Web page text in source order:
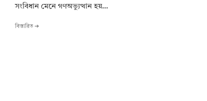
সংবিধান মেনে গণঅভ্যুত্থান হয়...
বিস্তারিত ➔